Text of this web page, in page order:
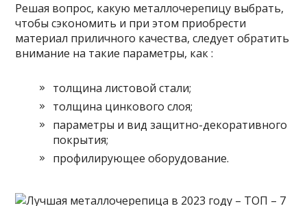
Решая вопрос, какую металлочерепицу выбрать,
чтобы сэкономить и при этом приобрести
материал приличного качества, следует обратить
внимание на такие параметры, как :
толщина листовой стали;
толщина цинкового слоя;
параметры и вид защитно-декоративного
покрытия;
профилирующее оборудование.